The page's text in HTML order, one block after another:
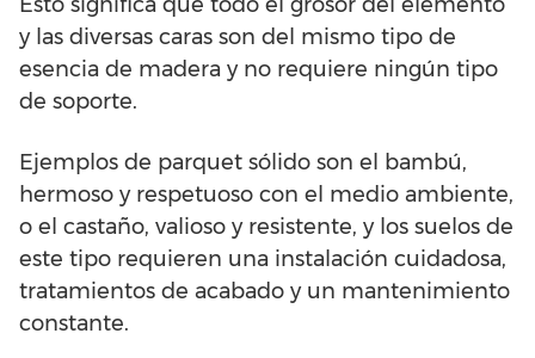
y las diversas caras son del mismo tipo de
esencia de madera y no requiere ningún tipo
de soporte.
Ejemplos de parquet sólido son el bambú,
hermoso y respetuoso con el medio ambiente,
o el castaño, valioso y resistente, y los suelos de
este tipo requieren una instalación cuidadosa,
tratamientos de acabado y un mantenimiento
constante.